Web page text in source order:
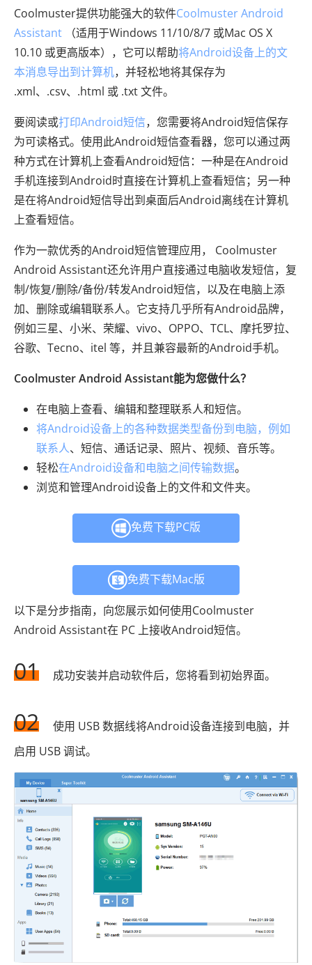
Coolmuster提供功能强大的软件Coolmuster Android
Assistant （适用于Windows 11/10/8/7 或Mac OS X
10.10 或更高版本），它可以帮助将Android设备上的文
本消息导出到计算机，并轻松地将其保存为
.xml、.csv、.html 或 .txt 文件。
要阅读或打印Android短信，您需要将Android短信保存
为可读格式。使用此Android短信查看器，您可以通过两
种方式在计算机上查看Android短信：一种是在Android
手机连接到Android时直接在计算机上查看短信；另一种
是在将Android短信导出到桌面后Android离线在计算机
上查看短信。
作为一款优秀的Android短信管理应用， Coolmuster
Android Assistant还允许用户直接通过电脑收发短信，复
制/恢复/删除/备份/转发Android短信，以及在电脑上添
加、删除或编辑联系人。它支持几乎所有Android品牌，
例如三星、小米、荣耀、vivo、OPPO、TCL、摩托罗拉、
谷歌、Tecno、itel 等，并且兼容最新的Android手机。
Coolmuster Android Assistant能为您做什么？
在电脑上查看、编辑和整理联系人和短信。
将Android设备上的各种数据类型备份到电脑，例如
联系人、短信、通话记录、照片、视频、音乐等。
轻松在Android设备和电脑之间传输数据。
浏览和管理Android设备上的文件和文件夹。
免费下载PC版
免费下载Mac版
以下是分步指南，向您展示如何使用Coolmuster
Android Assistant在 PC 上接收Android短信。
01 成功安装并启动软件后，您将看到初始界面。
02
使用 USB 数据线将Android设备连接到电脑，并
启用 USB 调试。